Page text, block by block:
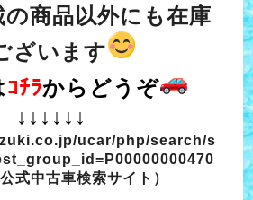
商品以外にも在庫
ざいます
ｺﾁﾗからどうぞ
↓↓↓↓↓↓
ucar/php/search/s
式中古車検索サイト）